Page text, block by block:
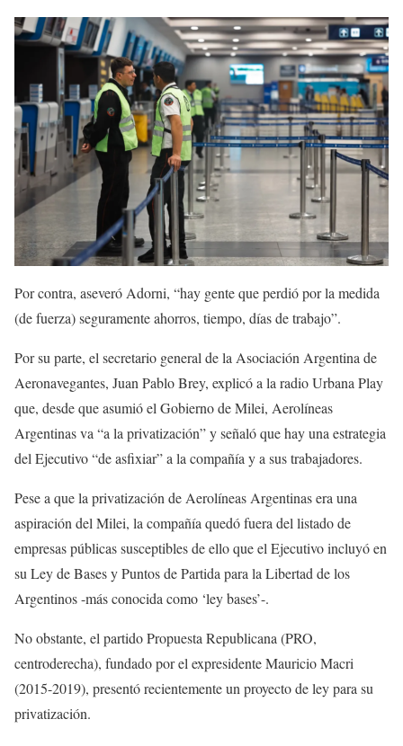
Por contra, aseveró Adorni, “hay gente que perdió por la medida
(de fuerza) seguramente ahorros, tiempo, días de trabajo”.
Por su parte, el secretario general de la Asociación Argentina de
Aeronavegantes, Juan Pablo Brey, explicó a la radio Urbana Play
que, desde que asumió el Gobierno de Milei, Aerolíneas
Argentinas va “a la privatización” y señaló que hay una estrategia
del Ejecutivo “de asfixiar” a la compañía y a sus trabajadores.
Pese a que la privatización de Aerolíneas Argentinas era una
aspiración del Milei, la compañía quedó fuera del listado de
empresas públicas susceptibles de ello que el Ejecutivo incluyó en
su Ley de Bases y Puntos de Partida para la Libertad de los
Argentinos -más conocida como ‘ley bases’-.
No obstante, el partido Propuesta Republicana (PRO,
centroderecha), fundado por el expresidente Mauricio Macri
(2015-2019), presentó recientemente un proyecto de ley para su
privatización.